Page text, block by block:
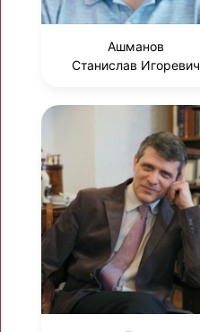
Ашманов
Станислав Игоревич